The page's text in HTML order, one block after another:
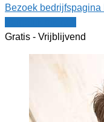
Bezoek bedrijfspagina
Gratis - Vrijblijvend